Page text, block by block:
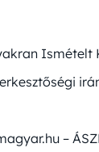
Ismételt
–